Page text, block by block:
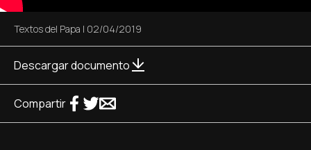
Textos del Papa | 02/04/2019
Descargar documento
Compartir